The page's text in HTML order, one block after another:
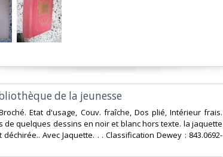
de la jeunesse‎
Etat d'usage, Couv. fraîche, Dos plié, Intérieur frais.
de quelques dessins en noir et blanc hors texte. la jaquette
Avec Jaquette. . . Classification Dewey : 843.0692-